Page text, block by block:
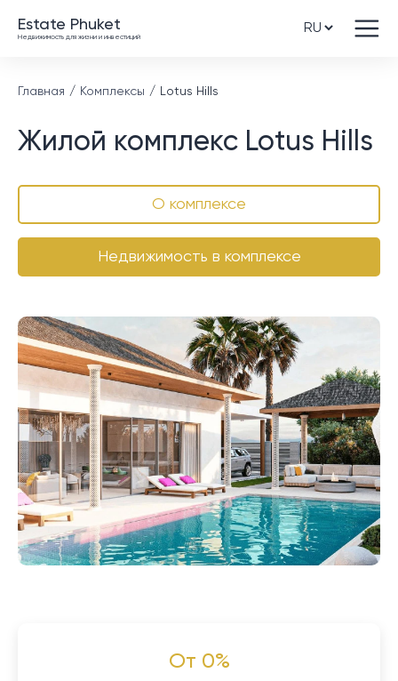
Estate Phuket
Недвижимость для жизни и инвестиций
Главная Комплексы Lotus Hills
Жилой комплекс Lotus Hills
О комплексе
Недвижимость в комплексе
От 0%